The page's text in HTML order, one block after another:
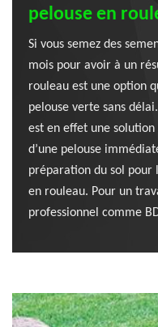
pelouse en
Si vous semez des
mois pour avoir à un
rouleau est une option
pelouse verte sans
est en effet une
d’une pelouse
préparation du sol pour
en rouleau. Pour un
professionnel comme